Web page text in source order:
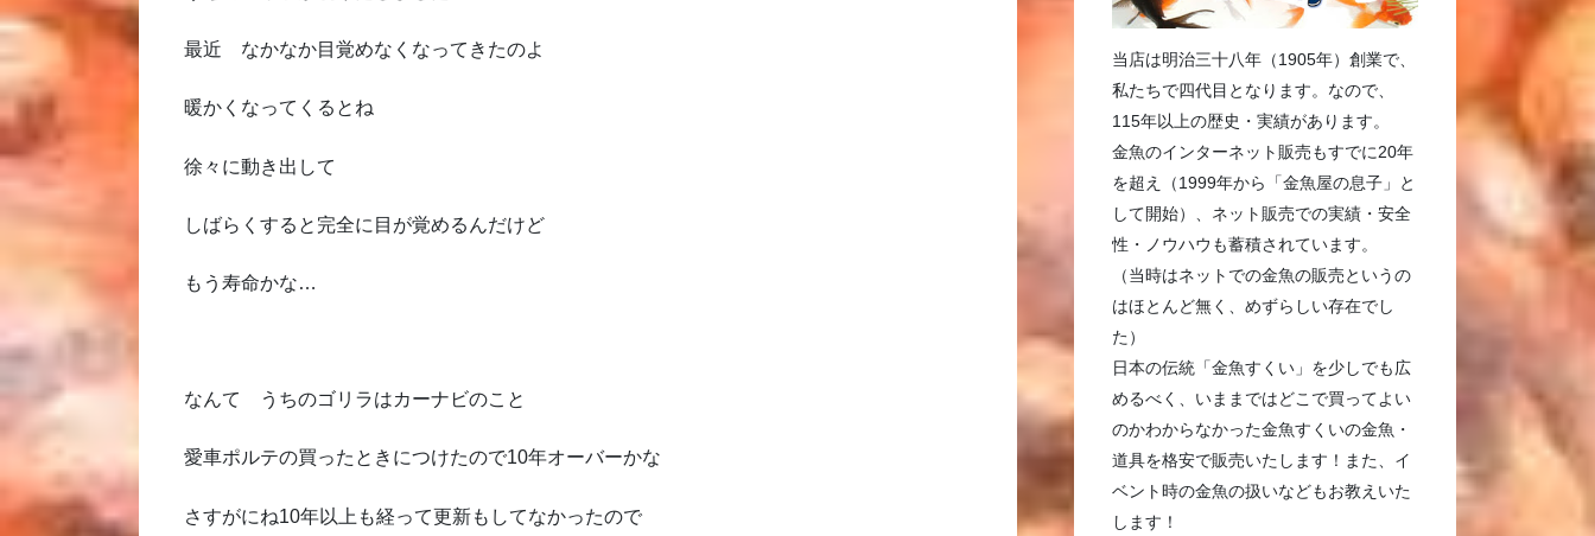
最近 なかなか目覚めなくなってきたのよ
暖かくなってくるとね
徐々に動き出して
しばらくすると完全に目が覚めるんだけど
もう寿命かな…
なんて うちのゴリラはカーナビのこと
愛車ポルテの買ったときにつけたので10年オーバーかな
さすがにね10年以上も経って更新もしてなかったので
当店は明治三十八年（1905年）創業で、
私たちで四代目となります。なので、
115年以上の歴史・実績があります。
金魚のインターネット販売もすでに20年
を超え（1999年から「金魚屋の息子」と
して開始）、ネット販売での実績・安全
性・ノウハウも蓄積されています。
（当時はネットでの金魚の販売というの
はほとんど無く、めずらしい存在でし
た）
日本の伝統「金魚すくい」を少しでも広
めるべく、いままではどこで買ってよい
のかわからなかった金魚すくいの金魚・
道具を格安で販売いたします！また、イ
ベント時の金魚の扱いなどもお教えいた
します！